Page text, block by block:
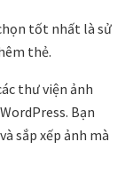
tốt nhất là sử
thẻ.
thư viện ảnh
Bạn
sắp xếp ảnh mà